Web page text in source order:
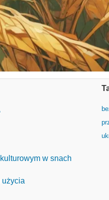
w snach
użycia